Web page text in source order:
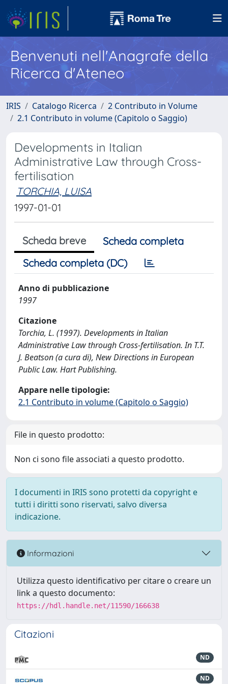
Benvenuti nell'Anagrafe della
Ricerca d'Ateneo
IRIS Catalogo Ricerca
2 Contributo in Volume
2.1 Contributo in volume (Capitolo o Saggio)
Developments in Italian
Administrative Law through Cross-
fertilisation
TORCHIA, LUISA
1997-01-01
Scheda breve
Scheda completa
Scheda completa (DC)
Anno di pubblicazione
1997
Citazione
Torchia, L. (1997). Developments in Italian
Administrative Law through Cross-fertilisation. In T.T.
J. Beatson (a cura di), New Directions in European
Public Law. Hart Publishing.
Appare nelle tipologie:
2.1 Contributo in volume (Capitolo o Saggio)
File in questo prodotto:
Non ci sono file associati a questo prodotto.
I documenti in IRIS sono protetti da copyright e
tutti i diritti sono riservati, salvo diversa
indicazione.
Informazioni
Utilizza questo identificativo per citare o creare un
link a questo documento:
https://hdl.handle.net/11590/166638
Citazioni
ND
ND